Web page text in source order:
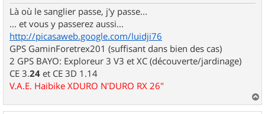
Là où le sanglier passe, j'y passe...
... et vous y passerez aussi...
http://picasaweb.google.com/luidji76
GPS GaminForetrex201 (suffisant dans bien des cas)
2 GPS BAYO: Exploreur 3 V3 et XC (découverte/jardinage)
CE 3.24 et CE 3D 1.14
V.A.E. Haibike XDURO N'DURO RX 26"
a